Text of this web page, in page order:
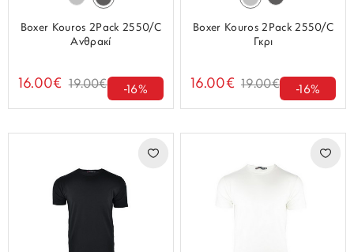
Boxer Kouros 2Pack 2550/C
Ανθρακί
16.00€ 19.00€ -16%
Boxer Kouros 2Pack 2550/C
Γκρι
16.00€ 19.00€ -16%